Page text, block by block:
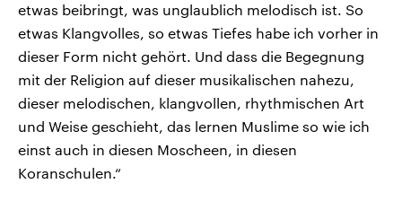
etwas beibringt, was unglaublich melodisch ist. So
etwas Klangvolles, so etwas Tiefes habe ich vorher in
dieser Form nicht gehört. Und dass die Begegnung
mit der Religion auf dieser musikalischen nahezu,
dieser melodischen, klangvollen, rhythmischen Art
und Weise geschieht, das lernen Muslime so wie ich
einst auch in diesen Moscheen, in diesen
Koranschulen.“